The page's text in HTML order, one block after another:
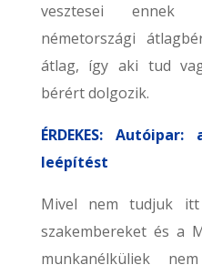
vesztesei ennek
németországi
átlag, így aki tud
bérért dolgozik.
ÉRDEKES:
leépítést
Mivel nem tudjuk
szakembereket és a
munkanélküliek